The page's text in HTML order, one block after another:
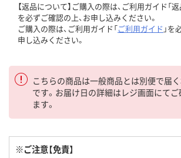
【返品について】ご購入の際は、ご利用ガイド「返
を必ずご確認の上、お申し込みください。
ご購入の際は、ご利用ガイド「ご利用ガイド 」を
申し込みください。
こちらの商品は一般商品とは別便で届
です。お届け日の詳細はレジ画面にて
ます。
※ご注意【免責】